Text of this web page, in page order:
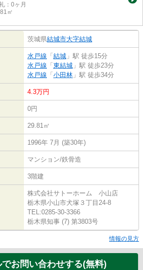
：0ヶ月
㎡
茨城県結城市大字結城
水戸線 「 結城 」駅 徒歩15分
水戸線 「 東結城 」駅 徒歩23分
水戸線 「 小田林 」駅 徒歩34分
4.3万円
0円
29.81㎡
1996年 7月 (築30年)
マンション/鉄骨造
3階建
株式会社サトーホーム 小山店
栃木県小山市犬塚３丁目24-8
TEL:0285-30-3366
栃木県知事 (7) 第3803号
情報の見方
でお問い合わせする(無料)